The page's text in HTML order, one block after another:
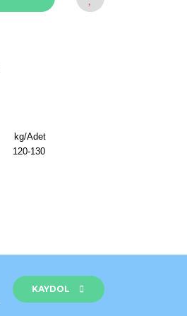
kg/Adet
120-130
KAYDOL